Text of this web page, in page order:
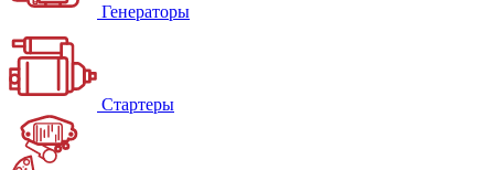
Генераторы
Стартеры